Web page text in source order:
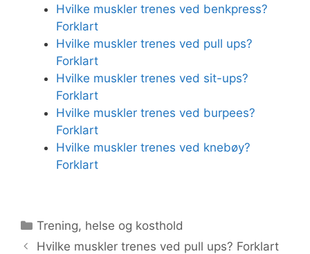
Hvilke muskler trenes ved benkpress?
Forklart
Hvilke muskler trenes ved pull ups?
Forklart
Hvilke muskler trenes ved sit-ups?
Forklart
Hvilke muskler trenes ved burpees?
Forklart
Hvilke muskler trenes ved knebøy?
Forklart
Kategorier
Trening, helse og kosthold
Hvilke muskler trenes ved pull ups? Forklart